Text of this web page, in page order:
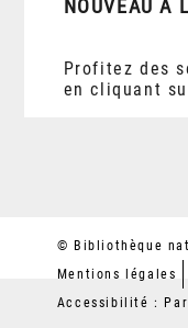
NOUVEAU À
Profitez des
en cliquant
© Bibliothèque
Mentions légales
Accessibilité :